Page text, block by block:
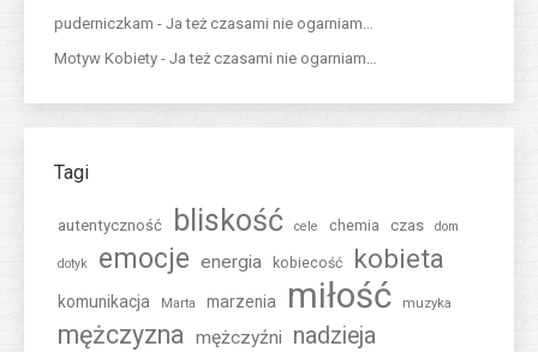
puderniczkam - Ja też czasami nie ogarniam…
Motyw Kobiety - Ja też czasami nie ogarniam…
Tagi
autentyczność bliskość cele chemia czas dom
dotyk emocje energia kobiecość kobieta
komunikacja Marta marzenia miłość muzyka
mężczyzna mężczyźni nadzieja